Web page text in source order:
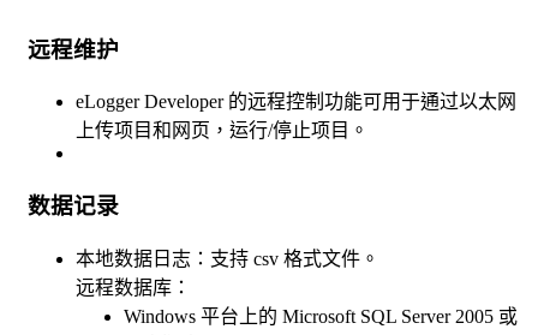
远程维护
eLogger Developer 的远程控制功能可用于通过以太网
上传项目和网页，运行/停止项目。
数据记录
本地数据日志：支持 csv 格式文件。
远程数据库：
Windows 平台上的 Microsoft SQL Server 2005 或